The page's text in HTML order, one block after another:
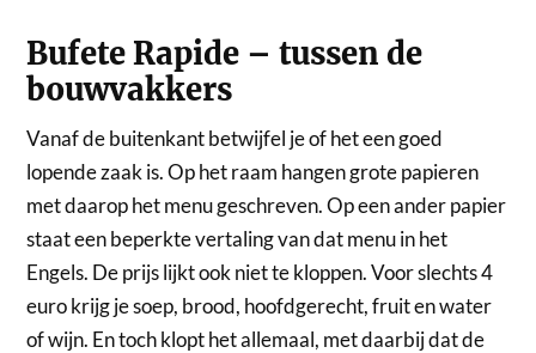
Bufete Rapide – tussen de
bouwvakkers
Vanaf de buitenkant betwijfel je of het een goed
lopende zaak is. Op het raam hangen grote papieren
met daarop het menu geschreven. Op een ander papier
staat een beperkte vertaling van dat menu in het
Engels. De prijs lijkt ook niet te kloppen. Voor slechts 4
euro krijg je soep, brood, hoofdgerecht, fruit en water
of wijn. En toch klopt het allemaal, met daarbij dat de